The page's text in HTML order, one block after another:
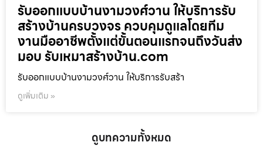
รับออกแบบบ้านงามวงศ์วาน ให้บริการรับ
สร้างบ้านครบวงจร ควบคุมดูแลโดยทีม
งานมืออาชีพตั้งแต่ขั้นตอนแรกจนถึงวันส่ง
มอบ รับเหมาสร้างบ้าน.com
รับออกแบบบ้านงามวงศ์วาน ให้บริการรับสร้า
ดูเพิ่มเติม »
ดูบทความทั้งหมด